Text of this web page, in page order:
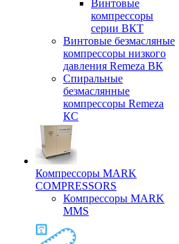
Винтовые
компрессоры
серии ВКТ
Винтовые безмасляные
компрессоры низкого
давления Remeza ВК
Спиральные
безмаслянные
компрессоры Remeza
КС
Компрессоры MARK
COMPRESSORS
Компрессоры MARK
MMS